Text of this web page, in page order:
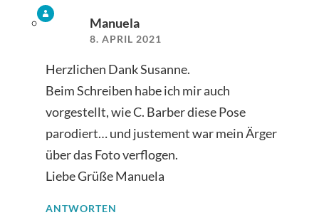
Manuela
8. APRIL 2021
Herzlichen Dank Susanne.
Beim Schreiben habe ich mir auch
vorgestellt, wie C. Barber diese Pose
parodiert… und justement war mein Ärger
über das Foto verflogen.
Liebe Grüße Manuela
ANTWORTEN